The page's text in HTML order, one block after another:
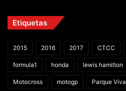
Etiquetas
2015 2016 2017 CTCC
formula1 honda lewis hamilton
Motocross motogp Parque Viva